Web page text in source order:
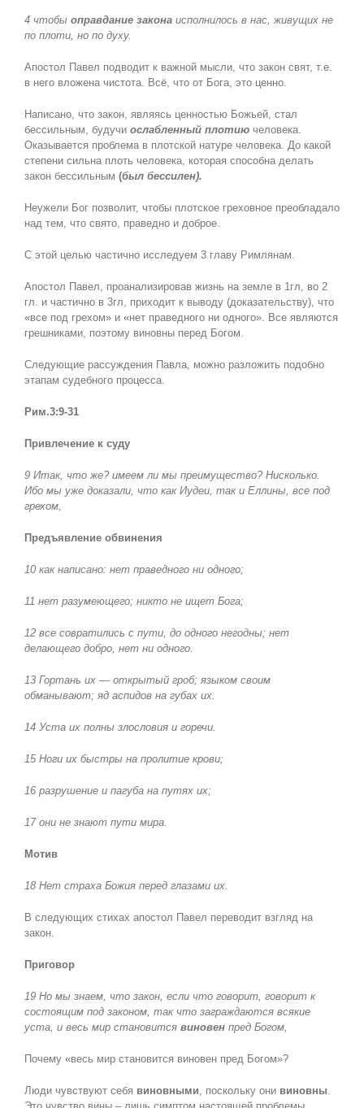
4 чтобы оправдание законаисполнилось в нас, живущих не
по плоти, но по духу.
Апостол Павел подводит к важной мысли, что закон свят, т.е.
в него вложена чистота. Всё, что от Бога, это ценно.
Написано, что закон, являясь ценностью Божьей, стал
бессильным, будучи ослабленный плотию человека.
Оказывается проблема в плотской натуре человека. До какой
степени сильна плоть человека, которая способна делать
закон бессильным (был бессилен).
Неужели Бог позволит, чтобы плотское греховное преобладало
над тем, что свято, праведно и доброе.
С этой целью частично исследуем 3 главу Римлянам.
Апостол Павел, проанализировав жизнь на земле в 1гл, во 2
гл. и частично в 3гл, приходит к выводу (доказательству), что
«все под грехом» и «нет праведного ни одного». Все являются
грешниками, поэтому виновны перед Богом.
Следующие рассуждения Павла, можно разложить подобно
этапам судебного процесса.
Рим.3:9-31
Привлечение к суду
9 Итак, что же? имеем ли мы преимущество? Нисколько.
Ибо мы уже доказали, что как Иудеи, так и Еллины, все под
грехом,
Предъявление обвинения
10 как написано: нет праведного ни одного;
11 нет разумеющего; никто не ищет Бога;
12 все совратились с пути, до одного негодны; нет
делающего добро, нет ни одного.
13 Гортань их — открытый гроб; языком своим
обманывают; яд аспидов на губах их.
14 Уста их полны злословия и горечи.
15 Ноги их быстры на пролитие крови;
16 разрушение и пагуба на путях их;
17 они не знают пути мира.
Мотив
18 Нет страха Божия перед глазами их.
В следующих стихах апостол Павел переводит взгляд на
закон.
Приговор
19 Но мы знаем, что закон, если что говорит, говорит к
состоящим под законом, так что заграждаются всякие
уста, и весь мир становится виновенпред Богом,
Почему «весь мир становится виновен пред Богом»?
Люди чувствуют себя виновными, поскольку они виновны.